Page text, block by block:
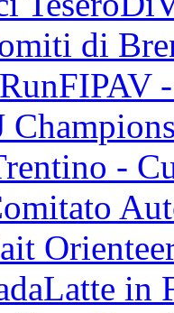
di
FIPAV
-
Latte in